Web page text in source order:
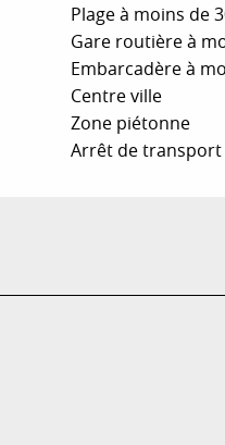
Plage à moins de
Gare routière à
Embarcadère à
Centre ville
Zone piétonne
Arrêt de transport